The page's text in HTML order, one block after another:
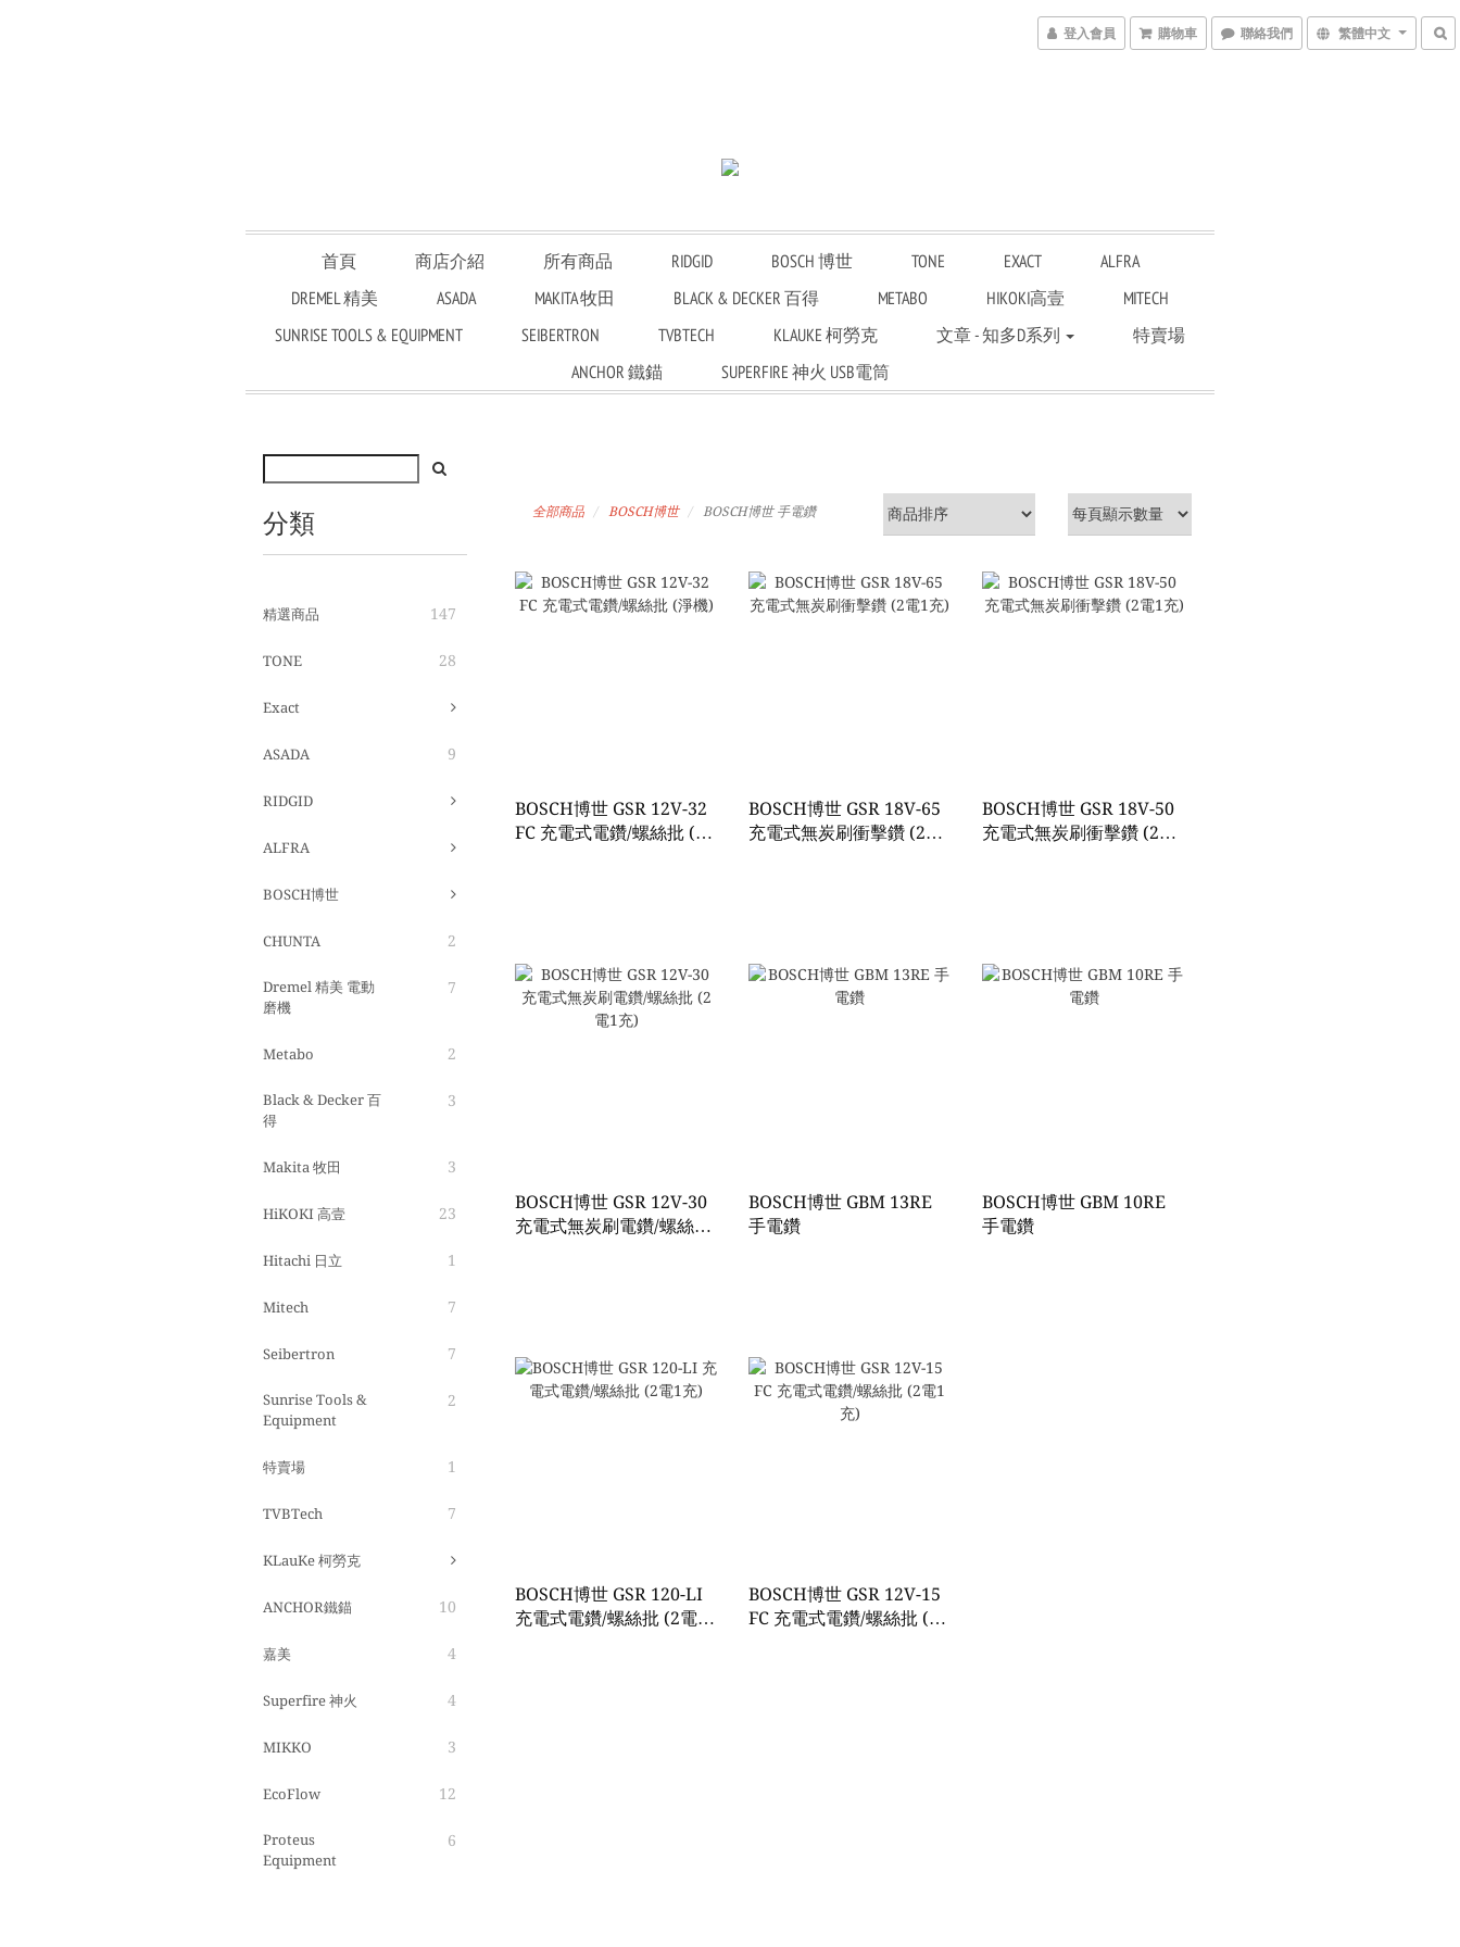
登入會員 購物車 聯絡我們 繁體中文
首頁 商店介紹 所有商品 RIDGID BOSCH 博世 TONE EXACT
ALFRA
DREMEL 精美
ASADA MAKITA 牧田 BLACK & DECKER 百得 METABO HIKOKI高壹
MITECH
SUNRISE TOOLS & EQUIPMENT
SEIBERTRON TVBTECH KLAUKE 柯勞克 文章 - 知多D系列
特賣場
ANCHOR 鐵錨
SUPERFIRE 神火 USB電筒
分類
精選商品 147
TONE 28
Exact
ASADA 9
RIDGID
ALFRA
BOSCH博世
CHUNTA 2
Dremel 精美 電動
磨機
7
Metabo 2
Black & Decker 百
得
3
Makita 牧田 3
HiKOKI 高壹 23
Hitachi 日立 1
Mitech 7
Seibertron 7
Sunrise Tools &
Equipment
2
特賣場 1
TVBTech 7
KLauKe 柯勞克
ANCHOR鐵錨 10
嘉美 4
Superfire 神火 4
MIKKO 3
EcoFlow 12
Proteus
Equipment
6
全部商品 BOSCH博世 BOSCH博世 手電鑽
BOSCH博世 GSR 12V-32
FC 充電式電鑽/螺絲批 (淨
BOSCH博世 GSR 18V-65
充電式無炭刷衝擊鑽 (2電
BOSCH博世 GSR 18V-50
充電式無炭刷衝擊鑽 (2電
BOSCH博世 GSR 12V-30
充電式無炭刷電鑽/螺絲批
BOSCH博世 GBM 13RE
手電鑽
BOSCH博世 GBM 10RE
手電鑽
BOSCH博世 GSR 120-LI
充電式電鑽/螺絲批 (2電1
BOSCH博世 GSR 12V-15
FC 充電式電鑽/螺絲批 (2